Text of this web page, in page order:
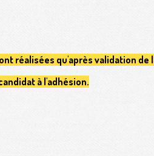
réalisées qu'après validation
à l'adhésion.